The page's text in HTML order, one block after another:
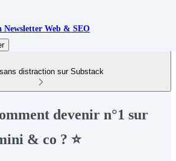
Newsletter Web & SEO
distraction sur Substack
devenir n°1 sur
& co ? ⭐